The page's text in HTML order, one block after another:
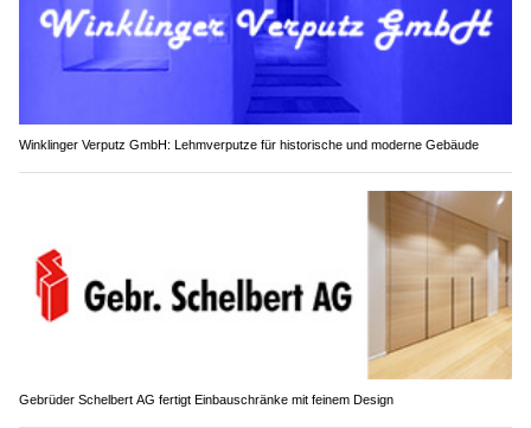
Winklinger Verputz GmbH: Lehmverputze für historische und moderne Gebäude
Gebrüder Schelbert AG fertigt Einbauschränke mit feinem Design